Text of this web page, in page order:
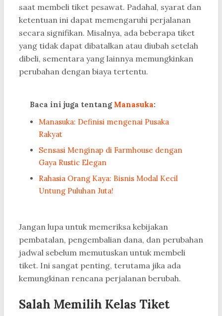
saat membeli tiket pesawat. Padahal, syarat dan
ketentuan ini dapat memengaruhi perjalanan
secara signifikan. Misalnya, ada beberapa tiket
yang tidak dapat dibatalkan atau diubah setelah
dibeli, sementara yang lainnya memungkinkan
perubahan dengan biaya tertentu.
Baca ini juga tentang Manasuka:
Manasuka: Definisi mengenai Pusaka
Rakyat
Sensasi Menginap di Farmhouse dengan
Gaya Rustic Elegan
Rahasia Orang Kaya: Bisnis Modal Kecil
Untung Puluhan Juta!
Jangan lupa untuk memeriksa kebijakan
pembatalan, pengembalian dana, dan perubahan
jadwal sebelum memutuskan untuk membeli
tiket. Ini sangat penting, terutama jika ada
kemungkinan rencana perjalanan berubah.
Salah Memilih Kelas Tiket